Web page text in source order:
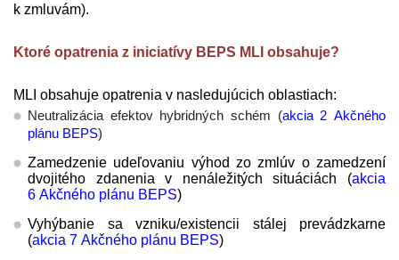
k zmluvám).
Ktoré opatrenia z iniciatívy BEPS MLI obsahuje?
MLI obsahuje opatrenia v nasledujúcich oblastiach:
Neutralizácia efektov hybridných schém (akcia 2 Akčného
plánu BEPS)
Zamedzenie udeľovaniu výhod zo zmlúv o zamedzení
dvojitého zdanenia v nenáležitých situáciách (akcia
6 Akčného plánu BEPS)
Vyhýbanie sa vzniku/existencii stálej prevádzkarne
(akcia 7 Akčného plánu BEPS)